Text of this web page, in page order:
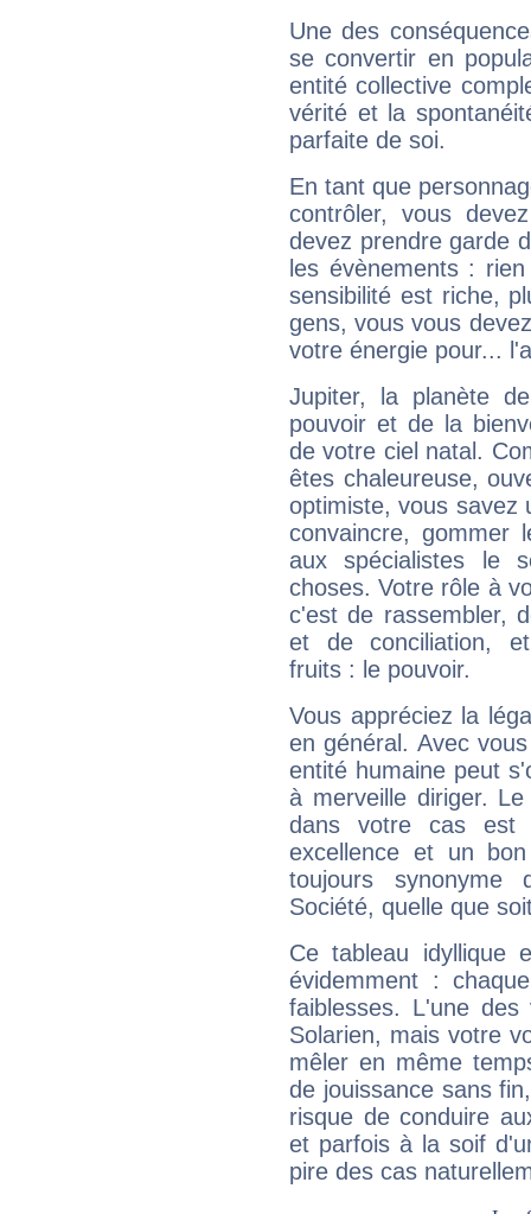
Une des
se convertir en
entité collective
vérité et la
parfaite de soi.
En tant que
contrôler, vous
devez prendre garde
les évènements :
sensibilité est riche,
gens, vous vous
votre énergie pour...
Jupiter, la planète
pouvoir et de la
de votre ciel natal.
êtes chaleureuse,
optimiste, vous savez
convaincre, gommer
aux spécialistes le
choses. Votre rôle à
c'est de rassembler,
et de conciliation,
fruits : le pouvoir.
Vous appréciez la
en général. Avec
entité humaine peut
à merveille diriger.
dans votre cas est
excellence et un
toujours synonyme
Société, quelle que
Ce tableau idyllique
évidemment :
faiblesses. L'une
Solarien, mais votre
mêler en même
de jouissance sans
risque de conduire
et parfois à la soif
pire des cas